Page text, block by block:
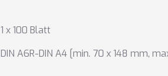
1 x 100 Blatt
DIN A6R-DIN A4 [min. 70 x 148 mm,